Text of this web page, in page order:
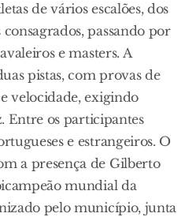
de vários escalões, dos
passando por
e masters. A
pistas, com provas de
velocidade, exigindo
Entre os participantes
e estrangeiros. O
a presença de Gilberto
mundial da
pelo município, junta